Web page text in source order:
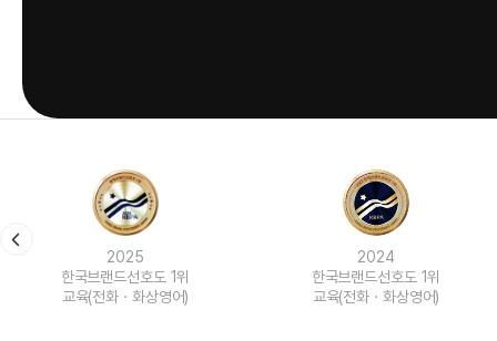
2024
한국브랜드선호도 1위
교육(전화ㆍ화상영어)
2023
한국브랜드선호도 1위
교육(전화ㆍ화상영어)